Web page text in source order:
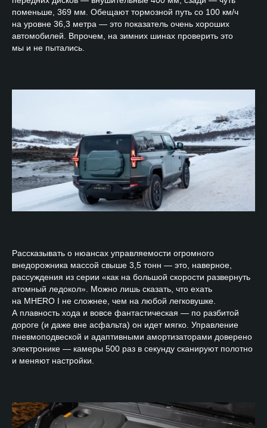
поменьше, 369 мм. Обещают тормозной путь со 100 км/ч
на уровне 36,3 метра — это показатель очень хороших
автомобилей. Впрочем, на зимних шинах проверить это
мы и не пытались.
Рассказывать о нюансах управляемости огромного
внедорожника массой свыше 3,5 тонн — это, наверное,
рассуждения из серии «как на большой скорости развернуть
атомный ледокол». Можно лишь сказать, что ехать
на MHERO I не сложнее, чем на любой легковушке.
А плавность хода и вовсе фантастическая — по разбитой
дороге (и даже вне асфальта) он идет мягко. Управление
пневмоподвеской и адаптивными амортизаторами доверено
электронике — камеры 500 раз в секунду сканируют полотно
и меняют настройки.